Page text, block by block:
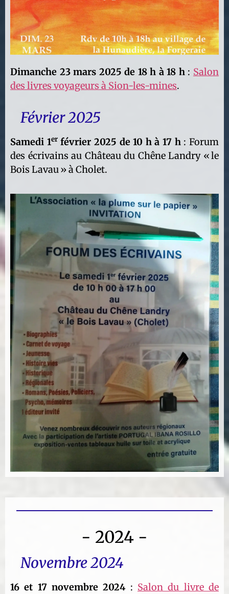
Dimanche 23 mars 2025 de 18 h à 18 h: Salon
des livres voyageurs à Sion-les-mines.
Février 2025
Samedi 1erfévrier 2025 de 10 h à 17 h: Forum
des écrivains au Château du Chêne Landry « le
Bois Lavau » à Cholet.
- 2024 -
Novembre 2024
16 et 17 novembre 2024: Salon du livre de